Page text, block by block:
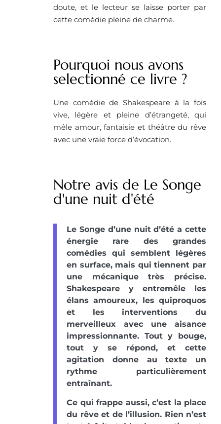
doute, et le lecteur se laisse porter par
cette comédie pleine de charme.
Pourquoi nous avons
selectionné ce livre ?
Une comédie de Shakespeare à la fois
vive, légère et pleine d’étrangeté, qui
mêle amour, fantaisie et théâtre du rêve
avec une vraie force d’évocation.
Notre avis de Le Songe
d'une nuit d'été
Le Songe d’une nuit d’été a cette
énergie rare des grandes
comédies qui semblent légères
en surface, mais qui tiennent par
une mécanique très précise.
Shakespeare y entremêle les
élans amoureux, les quiproquos
et les interventions du
merveilleux avec une aisance
impressionnante. Tout y bouge,
tout y se répond, et cette
agitation donne au texte un
rythme particulièrement
entraînant.
Ce qui frappe aussi, c’est la place
du rêve et de l’illusion. Rien n’est